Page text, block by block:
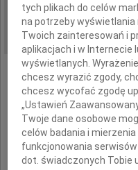
REGION: Szczecin
DATA EMISJI:
z
tych plikach do celów
na potrzeby wyświetlania
Twoich zainteresowań i
aplikacjach i w Internecie
wyświetlanych.
chcesz wyrazić zgody,
chcesz wycofać zgodę
„Ustawień
Twoje dane osobowe
celów badania i
funkcjonowania serwisów
dot. świadczonych Tobie